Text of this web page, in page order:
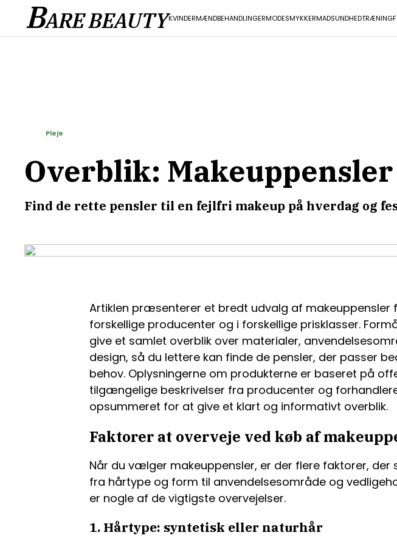
BARE BEAUTYKVINDERMÆNDBEHANDLINGERMODESMYKKERMADSUNDHEDTRÆNING
Overblik:
Find de rette pensler til en fejlfri makeup på hverdag og
Pleje
Artiklen præsenterer et bredt udvalg af makeuppensler
forskellige producenter og i forskellige prisklasser.
give et samlet overblik over materialer,
design, så du lettere kan finde de pensler, der passer
behov. Oplysningerne om produkterne er baseret på
tilgængelige beskrivelser fra producenter og
opsummeret for at give et klart og informativt overblik.
Faktorer at overveje ved køb af
Når du vælger makeuppensler, er der flere faktorer, der
fra hårtype og form til anvendelsesområde og
er nogle af de vigtigste overvejelser.
1. Hårtype: syntetisk eller naturhår